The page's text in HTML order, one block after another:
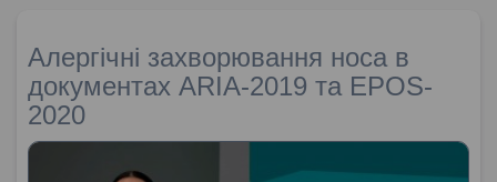
Алергічні захворювання носа в
документах ARIA-2019 та EPOS-
2020